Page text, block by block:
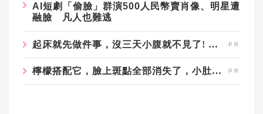
AI短劇「偷臉」群演500人民幣賣肖像、明星遭
融臉 凡人也難逃
起床就先做件事，沒三天小腹就不見了! 肚子一天天變小！
檸檬搭配它，臉上斑點全部消失了，小肚子都變平坦了